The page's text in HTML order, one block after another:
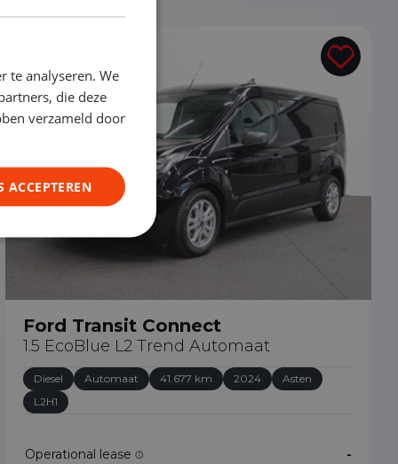
Ford Transit Connect
1.5 EcoBlue L2 Trend Automaat
Diesel Automaat 41.677 km 2024
Asten
L2H1
Operational lease -
te analyseren. We
die deze
verzameld door
ACCEPTEREN